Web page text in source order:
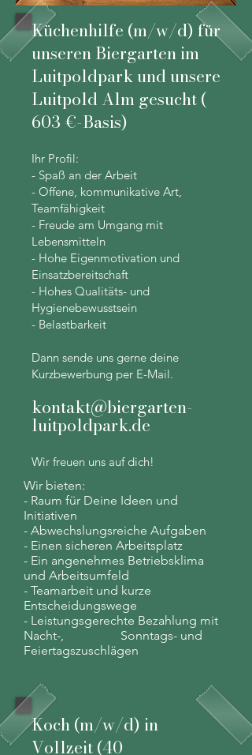
Küchenhilfe (m/w/d) für
unseren Biergarten im
Luitpoldpark und unsere
Luitpold Alm gesucht (
603 €-Basis)
Ihr Profil:
- Spaß an der Arbeit
- Offene, kommunikative Art,
Teamfähigkeit
- Freude am Umgang mit
Lebensmitteln
- Hohe Eigenmotivation und
Einsatzbereitschaft
- Hohes Qualitäts- und
Hygienebewusstsein
- Belastbarkeit
Dann sende uns gerne deine
Kurzbewerbung per E-Mail.
kontakt@biergarten-
luitpoldpark.de
Wir freuen uns auf dich!
Wir bieten:
- Raum für Deine Ideen und
Initiativen
- Abwechslungsreiche Aufgaben
- Einen sicheren Arbeitsplatz
- Ein angenehmes Betriebsklima
und Arbeitsumfeld
- Teamarbeit und kurze
Entscheidungswege
- Leistungsgerechte Bezahlung mit
Nacht-, Sonntags- und
Feiertagszuschlägen
Koch (m/w/d) in
Vollzeit (40